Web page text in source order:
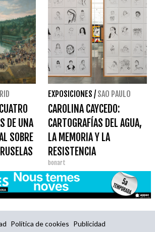
DE UNA
SOBRE
EXPOSICIONES / SAO PAULO
CAROLINA CAYCEDO:
CARTOGRAFÍAS DEL AGUA,
LA MEMORIA Y LA
RESISTENCIA
bonart
Política de cookies Publicidad